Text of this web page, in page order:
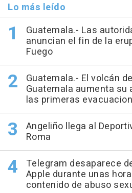
Lo más leído
Guatemala.- Las
anuncian el fin de la
Fuego
Guatemala.- El volcán
Guatemala aumenta su
las primeras
Angeliño llega al
Roma
Telegram desaparece
Apple durante unas
contenido de abuso